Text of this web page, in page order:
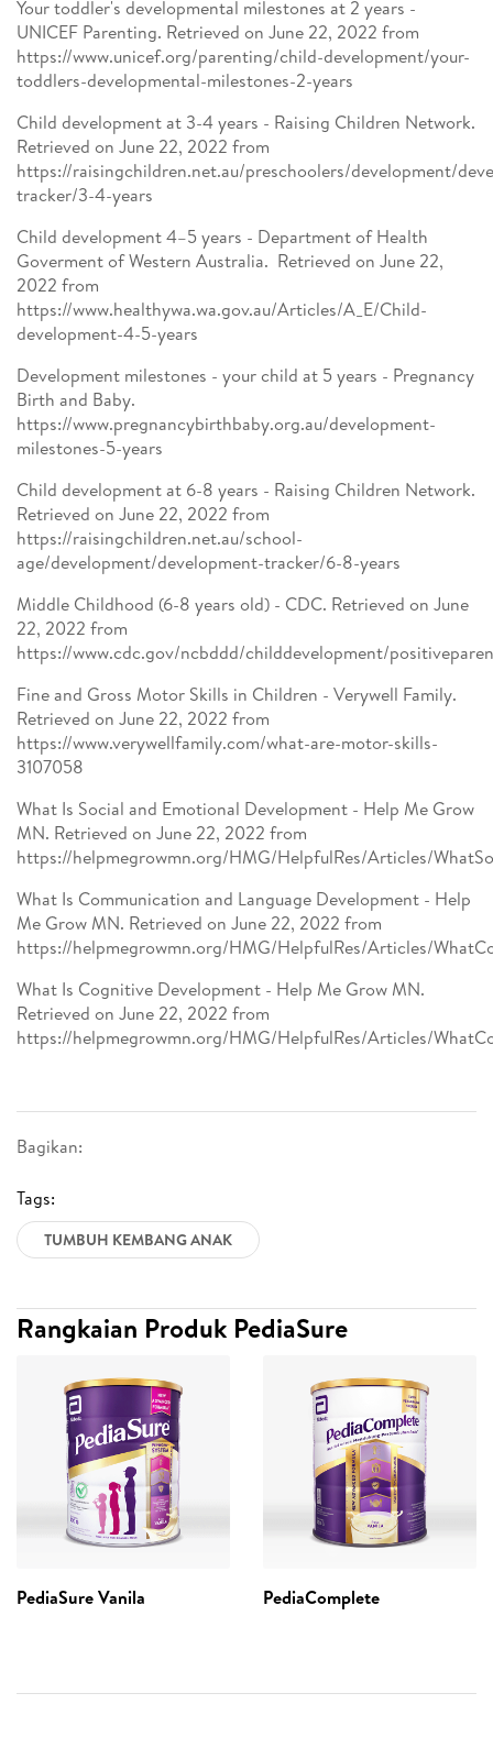
Bagikan:
Tags:
TUMBUH KEMBANG ANAK
Your toddler's developmental milestones at 2 years -
UNICEF Parenting. Retrieved on June 22, 2022 from
https://www.unicef.org/parenting/child-development/your-
toddlers-developmental-milestones-2-years
Child development at 3-4 years - Raising Children Network.
Retrieved on June 22, 2022 from
https://raisingchildren.net.au/preschoolers/development/
tracker/3-4-years
Child development 4–5 years - Department of Health
Goverment of Western Australia. Retrieved on June 22,
2022 from
https://www.healthywa.wa.gov.au/Articles/A_E/Child-
development-4-5-years
Development milestones - your child at 5 years - Pregnancy
Birth and Baby.
https://www.pregnancybirthbaby.org.au/development-
milestones-5-years
Child development at 6-8 years - Raising Children Network.
Retrieved on June 22, 2022 from
https://raisingchildren.net.au/school-
age/development/development-tracker/6-8-years
Middle Childhood (6-8 years old) - CDC. Retrieved on June
22, 2022 from
https://www.cdc.gov/ncbddd/childdevelopment/
Fine and Gross Motor Skills in Children - Verywell Family.
Retrieved on June 22, 2022 from
https://www.verywellfamily.com/what-are-motor-skills-
3107058
What Is Social and Emotional Development - Help Me Grow
MN. Retrieved on June 22, 2022 from
https://helpmegrowmn.org/HMG/HelpfulRes/Articles/
What Is Communication and Language Development - Help
Me Grow MN. Retrieved on June 22, 2022 from
https://helpmegrowmn.org/HMG/HelpfulRes/Articles/
What Is Cognitive Development - Help Me Grow MN.
Retrieved on June 22, 2022 from
https://helpmegrowmn.org/HMG/HelpfulRes/Articles/
Rangkaian Produk PediaSure
PediaSure Vanila PediaComplete